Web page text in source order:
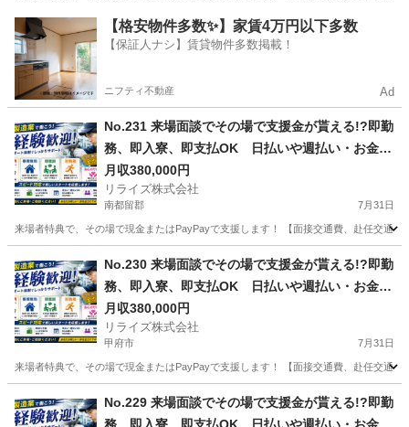
山梨 中央市 その他 業務
【格安物件多数✨】家賃4万円以下多数
【保証人ナシ】賃貸物件多数掲載！
ニフティ不動産 Ad
No.231 来場面談でその場で支援金が貰える!?即勤
務、即入寮、即支払OK 日払いや週払い・お金住
む場所に困ってる方必見の案件です！簡単な電子
部品の製造・加工のお仕事♪
月収380,000円
リライズ株式会社
南都留郡 7月31日
来場者特典で、その場で現金またはPayPayで支援します！ 【面接交通費、赴任交通
業務
No.230 来場面談でその場で支援金が貰える!?即勤
務、即入寮、即支払OK 日払いや週払い・お金住
む場所に困ってる方必見の案件です！簡単な電子
部品の製造・加工のお仕事♪
月収380,000円
リライズ株式会社
甲府市 7月31日
来場者特典で、その場で現金またはPayPayで支援します！ 【面接交通費、赴任交通
No.229 来場面談でその場で支援金が貰える!?即勤